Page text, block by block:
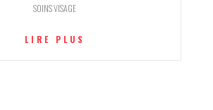
SOINS VISAGE
LIRE PLUS